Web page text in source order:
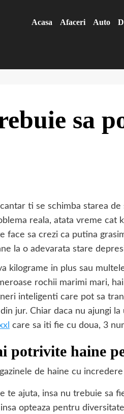
Acasa Afaceri Auto
sa
ti se schimba starea
reala, atata vreme cat
face sa crezi ca putina
la o adevarata stare
kilograme in plus sau
rochii marimi mari,
inteligenti care pot sa
jur. Chiar daca nu ajungi
care sa iti fie cu doua, 3
potrivite haine
de haine cu
te ajuta, insa nu trebuie sa
opteaza pentru